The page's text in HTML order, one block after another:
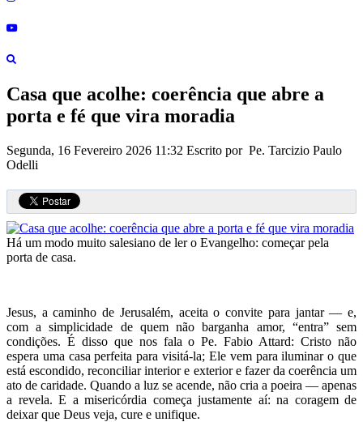
Casa que acolhe: coerência que abre a
porta e fé que vira moradia
Segunda, 16 Fevereiro 2026 11:32 Escrito por Pe. Tarcizio Paulo
Odelli
Há um modo muito salesiano de ler o Evangelho: começar pela
porta de casa.
Jesus, a caminho de Jerusalém, aceita o convite para jantar — e,
com a simplicidade de quem não barganha amor, “entra” sem
condições. É disso que nos fala o Pe. Fabio Attard: Cristo não
espera uma casa perfeita para visitá-la; Ele vem para iluminar o que
está escondido, reconciliar interior e exterior e fazer da coerência um
ato de caridade. Quando a luz se acende, não cria a poeira — apenas
a revela. E a misericórdia começa justamente aí: na coragem de
deixar que Deus veja, cure e unifique.